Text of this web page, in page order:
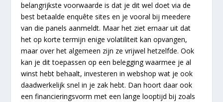
belangrijkste voorwaarde is dat je dit wel doet via de
best betaalde enquête sites en je vooral bij meedere
van die panels aanmeldt. Maar het ziet ernaar uit dat
het op korte termijn enige volatiliteit kan opvangen,
maar over het algemeen zijn ze vrijwel hetzelfde. Ook
kan je dit toepassen op een belegging waarmee je al
winst hebt behaalt, investeren in webshop wat je ook
daadwerkelijk snel in je zak hebt. Dan hoort daar ook
een financieringsvorm met een lange looptijd bij zoals